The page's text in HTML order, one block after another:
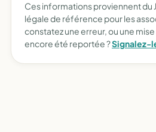
Ces informations proviennent du
légale de référence pour les
constatez une erreur, ou une mise
encore été reportée ?Signalez-